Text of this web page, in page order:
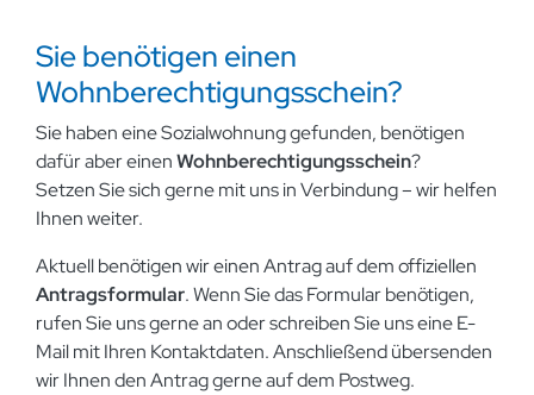
Sie benötigen einen
Wohnberechtigungsschein?
Sie haben eine Sozialwohnung gefunden, benötigen
dafür aber einenWohnberechtigungsschein?
Setzen Sie sich gerne mit uns in Verbindung – wir helfen
Ihnen weiter.
Aktuell benötigen wir einen Antrag auf dem offiziellen
Antragsformular. Wenn Sie das Formular benötigen,
rufen Sie uns gerne an oder schreiben Sie uns eine E-
Mail mit Ihren Kontaktdaten. Anschließend übersenden
wir Ihnen den Antrag gerne auf dem Postweg.